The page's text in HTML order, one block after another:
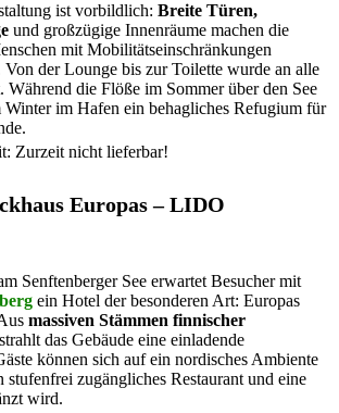
ist vorbildlich: Breite Türen,
und großzügige Innenräume machen die
mit Mobilitätseinschränkungen
der Lounge bis zur Toilette wurde an alle
Während die Flöße im Sommer über den See
Winter im Hafen ein behagliches Refugium für
Zurzeit nicht lieferbar!
Europas – LIDO
Senftenberger See erwartet Besucher mit
ein Hotel der besonderen Art: Europas
massiven Stämmen finnischer
das Gebäude eine einladende
können sich auf ein nordisches Ambiente
stufenfrei zugängliches Restaurant und eine
wird.